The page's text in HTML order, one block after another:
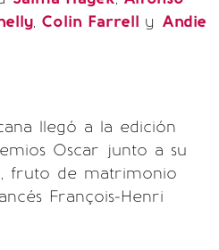
, Colin Farrell y Andie
llegó a la edición
Oscar junto a su
fruto de matrimonio
François-Henri